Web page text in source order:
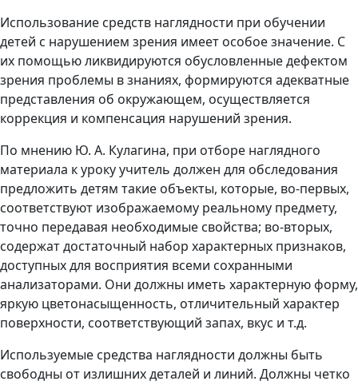
Использование средств наглядности при обучении
детей с нарушением зрения имеет особое значение. С
их помощью ликвидируются обусловленные дефектом
зрения проблемы в знаниях, формируются адекватные
представления об окружающем, осуществляется
коррекция и компенсация нарушений зрения.
По мнению Ю. А. Кулагина, при отборе наглядного
материала к уроку учитель должен для обследования
предложить детям такие объекты, которые, во-первых,
соответствуют изображаемому реальному предмету,
точно передавая необходимые свойства; во-вторых,
содержат достаточный набор характерных признаков,
доступных для восприятия всеми сохранными
анализаторами. Они должны иметь характерную форму,
яркую цветонасыщенность, отличительный характер
поверхности, соответствующий запах, вкус и т.д.
Используемые средства наглядности должны быть
свободны от излишних деталей и линий. Должны четко